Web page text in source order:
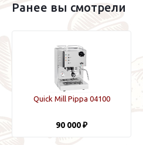
Ранее вы смотрели
Quick Mill Pippa 04100
90 000 ₽